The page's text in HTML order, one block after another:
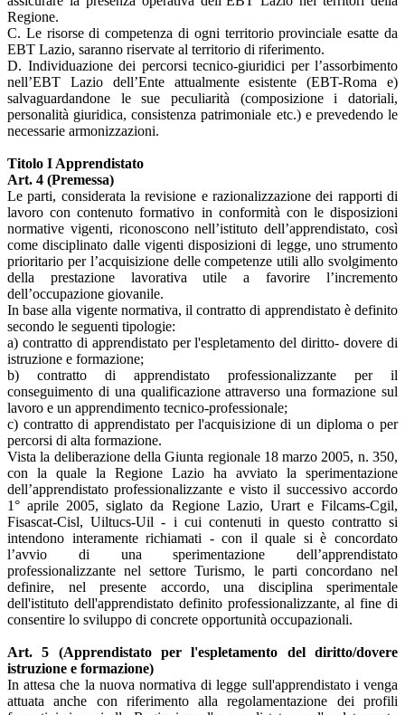
Regione.
C. Le risorse di competenza di ogni territorio provinciale esatte da
EBT Lazio, saranno riservate al territorio di riferimento.
D. Individuazione dei percorsi tecnico-giuridici per l’assorbimento
nell’EBT Lazio dell’Ente attualmente esistente (EBT-Roma e)
salvaguardandone le sue peculiarità (composizione i datoriali,
personalità giuridica, consistenza patrimoniale etc.) e prevedendo le
necessarie armonizzazioni.
Titolo I Apprendistato
Art. 4 (Premessa)
Le parti, considerata la revisione e razionalizzazione dei rapporti di
lavoro con contenuto formativo in conformità con le disposizioni
normative vigenti, riconoscono nell’istituto dell’apprendistato, così
come disciplinato dalle vigenti disposizioni di legge, uno strumento
prioritario per l’acquisizione delle competenze utili allo svolgimento
della prestazione lavorativa utile a favorire l’incremento
dell’occupazione giovanile.
In base alla vigente normativa, il contratto di apprendistato è definito
secondo le seguenti tipologie:
a) contratto di apprendistato per l'espletamento del diritto- dovere di
istruzione e formazione;
b) contratto di apprendistato professionalizzante per il
conseguimento di una qualificazione attraverso una formazione sul
lavoro e un apprendimento tecnico-professionale;
c) contratto di apprendistato per l'acquisizione di un diploma o per
percorsi di alta formazione.
Vista la deliberazione della Giunta regionale 18 marzo 2005, n. 350,
con la quale la Regione Lazio ha avviato la sperimentazione
dell’apprendistato professionalizzante e visto il successivo accordo
1° aprile 2005, siglato da Regione Lazio, Urart e Filcams-Cgil,
Fisascat-Cisl, Uiltucs-Uil - i cui contenuti in questo contratto si
intendono interamente richiamati - con il quale si è concordato
l’avvio di una sperimentazione dell’apprendistato
professionalizzante nel settore Turismo, le parti concordano nel
definire, nel presente accordo, una disciplina sperimentale
dell'istituto dell'apprendistato definito professionalizzante, al fine di
consentire lo sviluppo di concrete opportunità occupazionali.
Art. 5 (Apprendistato per l'espletamento del diritto/dovere
istruzione e formazione)
In attesa che la nuova normativa di legge sull'apprendistato i venga
attuata anche con riferimento alla regolamentazione dei profili